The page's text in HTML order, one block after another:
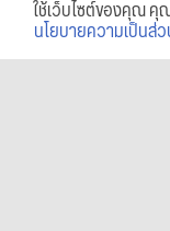
ใช้เว็บไซต์ของคุณ คุ
นโยบายความเป็นส่